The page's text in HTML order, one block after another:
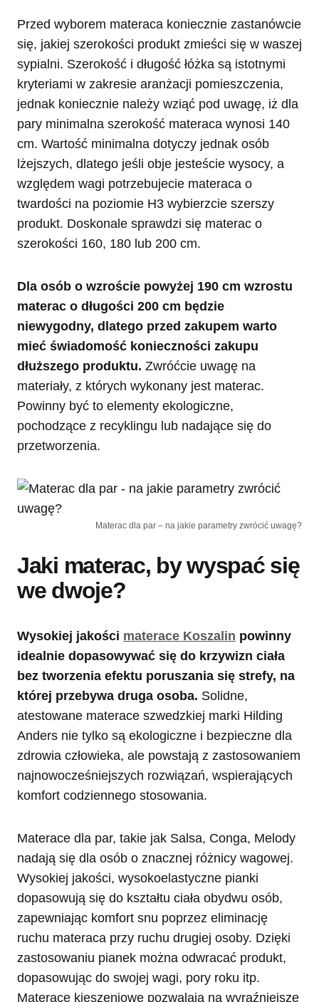
Przed wyborem materaca koniecznie zastanówcie
się, jakiej szerokości produkt zmieści się w waszej
sypialni. Szerokość i długość łóżka są istotnymi
kryteriami w zakresie aranżacji pomieszczenia,
jednak koniecznie należy wziąć pod uwagę, iż dla
pary minimalna szerokość materaca wynosi 140
cm. Wartość minimalna dotyczy jednak osób
lżejszych, dlatego jeśli obje jesteście wysocy, a
względem wagi potrzebujecie materaca o
twardości na poziomie H3 wybierzcie szerszy
produkt. Doskonale sprawdzi się materac o
szerokości 160, 180 lub 200 cm.
Dla osób o wzroście powyżej 190 cm wzrostu
materac o długości 200 cm będzie
niewygodny, dlatego przed zakupem warto
mieć świadomość konieczności zakupu
dłuższego produktu. Zwróćcie uwagę na
materiały, z których wykonany jest materac.
Powinny być to elementy ekologiczne,
pochodzące z recyklingu lub nadające się do
przetworzenia.
Materac dla par – na jakie parametry zwrócić uwagę?
Jaki materac, by wyspać się
we dwoje?
Wysokiej jakości materace Koszalin powinny
idealnie dopasowywać się do krzywizn ciała
bez tworzenia efektu poruszania się strefy, na
której przebywa druga osoba. Solidne,
atestowane materace szwedzkiej marki Hilding
Anders nie tylko są ekologiczne i bezpieczne dla
zdrowia człowieka, ale powstają z zastosowaniem
najnowocześniejszych rozwiązań, wspierających
komfort codziennego stosowania.
Materace dla par, takie jak Salsa, Conga, Melody
nadają się dla osób o znacznej różnicy wagowej.
Wysokiej jakości, wysokoelastyczne pianki
dopasowują się do kształtu ciała obydwu osób,
zapewniając komfort snu poprzez eliminację
ruchu materaca przy ruchu drugiej osoby. Dzięki
zastosowaniu pianek można odwracać produkt,
dopasowując do swojej wagi, pory roku itp.
Materace kieszeniowe pozwalają na wyraźniejsze